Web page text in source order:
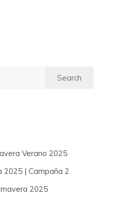
Verano 2025
2025 | Campaña 2
2025